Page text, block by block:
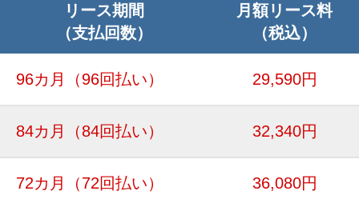
リース期間
（支払回数）
月額リース料
（税込）
96カ月 （96回払い） 29,590円
84カ月 （84回払い） 32,340円
72カ月 （72回払い） 36,080円